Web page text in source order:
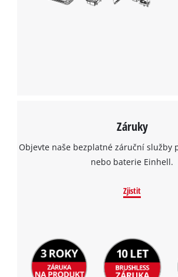
Záruky
Objevte naše bezplatné záruční služby
nebo baterie Einhell.
Zjistit